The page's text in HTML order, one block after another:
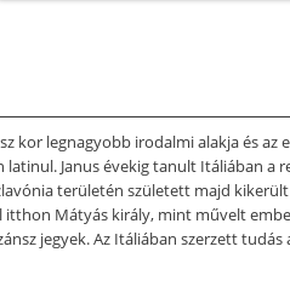
kor legnagyobb irodalmi alakja és
Janus évekig tanult Itáliában a
területén született majd
Mátyás király, mint művelt
jegyek. Az Itáliában szerzett